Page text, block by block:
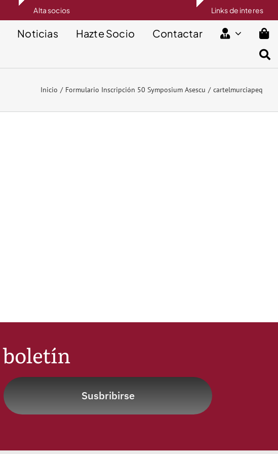
Alta socios Links de interes
Noticias Hazte Socio Contactar
Inicio Formulario Inscripción 50 Symposium Asescu cartelmurciapeq
boletín
Susbribirse